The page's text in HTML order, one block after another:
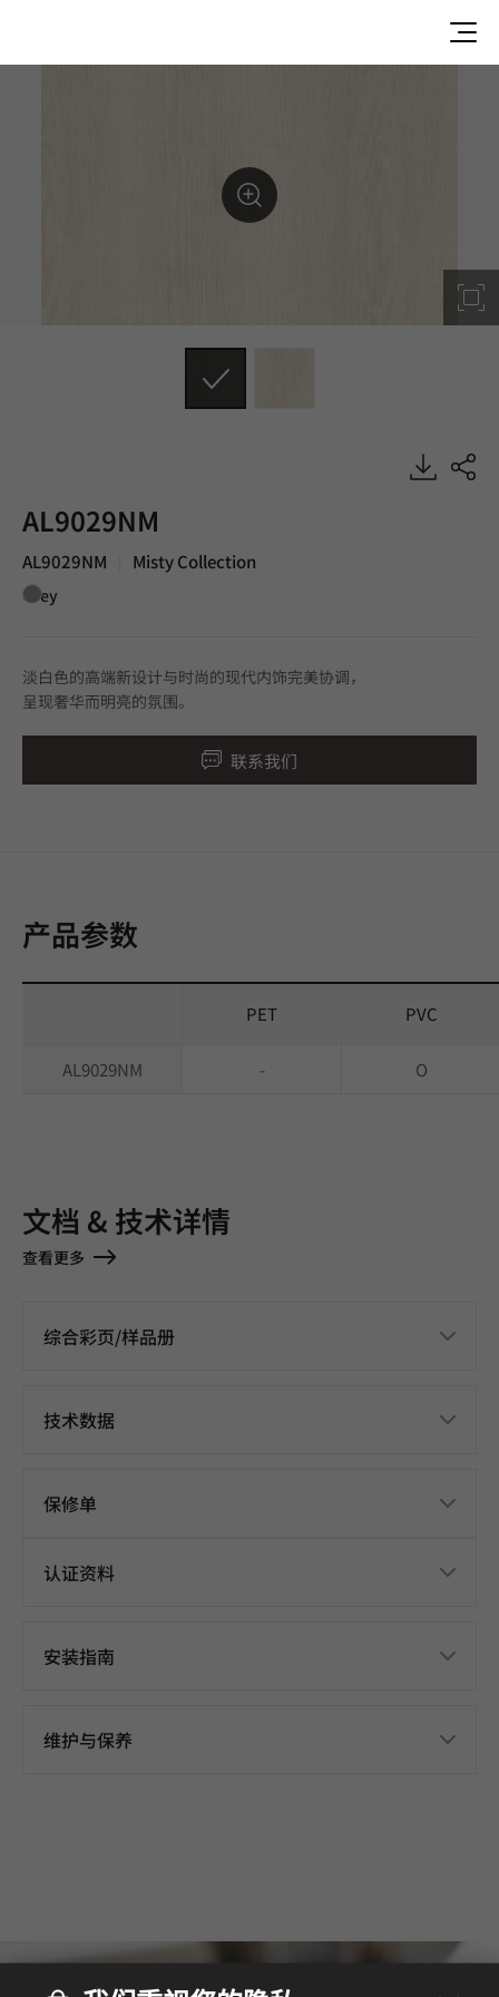
AL9029NM
AL9029NM Misty Collection
Grey
淡白色的高端新设计与时尚的现代内饰完美协调，
呈现奢华而明亮的氛围。
联系我们
产品参数
PET PVC
AL9029NM - O
文档 & 技术详情
查看更多
综合彩页/样品册
技术数据
保修单
认证资料
安装指南
维护与保养